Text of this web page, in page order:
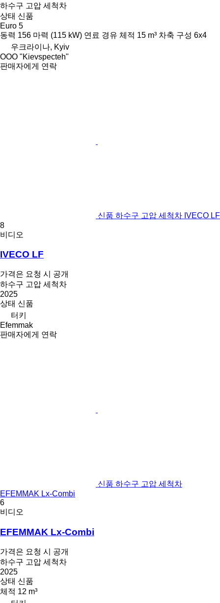
하수구 고압 세척차
상태 신품
Euro 5
동력 156 마력 (115 kW) 연료 경유 체적 15 m³ 차축 구성 6x4
우크라이나, Kyiv
OOO "Kievspecteh"
판매자에게 연락
신품 하수구 고압 세척차 IVECO LF
8
비디오
IVECO LF
가격은 요청 시 공개
하수구 고압 세척차
2025
상태 신품
터키
Efemmak
판매자에게 연락
신품 하수구 고압 세척차
EFEMMAK Lx-Combi
6
비디오
EFEMMAK Lx-Combi
가격은 요청 시 공개
하수구 고압 세척차
2025
상태 신품
체적 12 m³